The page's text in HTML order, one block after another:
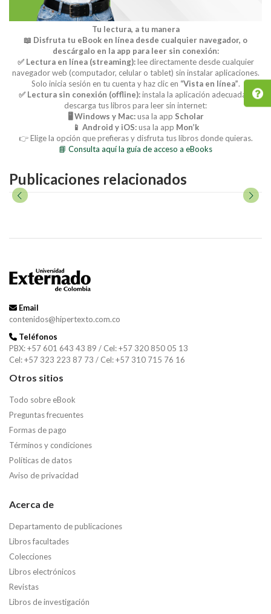
Tu lectura, a tu manera
📖 Disfruta tu eBook en línea desde cualquier navegador, o
descárgalo en la app para leer sin conexión:
✅ Lectura en línea (streaming):lee directamente desde cualquier
navegador web (computador, celular o tablet) sin instalar aplicaciones.
Solo inicia sesión en tu cuenta y haz clic en “Vista en línea”.
✅ Lectura sin conexión (offline):instala la aplicación adecuada y
descarga tus libros para leer sin internet:
🖥️ Windows y Mac:usa la app Scholar
📱 Android y iOS:usa la app Mon’k
👉 Elige la opción que prefieras y disfruta tus libros donde quieras.
📘 Consulta aquí la guía de acceso a eBooks
Publicaciones relacionados
Email
contenidos@hipertexto.com.co
Teléfonos
PBX: +57 601 643 43 89 / Cel: +57 320 850 05 13
Cel: +57 323 223 87 73 / Cel: +57 310 715 76 16
Otros sitios
Todo sobre eBook
Preguntas frecuentes
Formas de pago
Términos y condiciones
Políticas de datos
Aviso de privacidad
Acerca de
Departamento de publicaciones
Libros facultades
Colecciones
Libros electrónicos
Revistas
Libros de investigación